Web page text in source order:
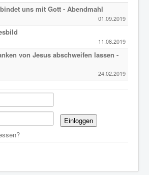
uns mit Gott - Abendmahl
01.09.2019
11.08.2019
von Jesus abschweifen lassen -
24.02.2019
Einloggen